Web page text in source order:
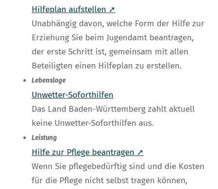
Hilfeplan aufstellen ➚
Unabhängig davon, welche Form der Hilfe zur
Erziehung Sie beim Jugendamt beantragen,
der erste Schritt ist, gemeinsam mit allen
Beteiligten einen Hilfeplan zu erstellen.
Lebenslage
Unwetter-Soforthilfen
Das Land Baden-Württemberg zahlt aktuell
keine Unwetter-Soforthilfen aus.
Leistung
Hilfe zur Pflege beantragen ➚
Wenn Sie pflegebedürftig sind und die Kosten
für die Pflege nicht selbst tragen können,